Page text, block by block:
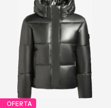
OFERTA